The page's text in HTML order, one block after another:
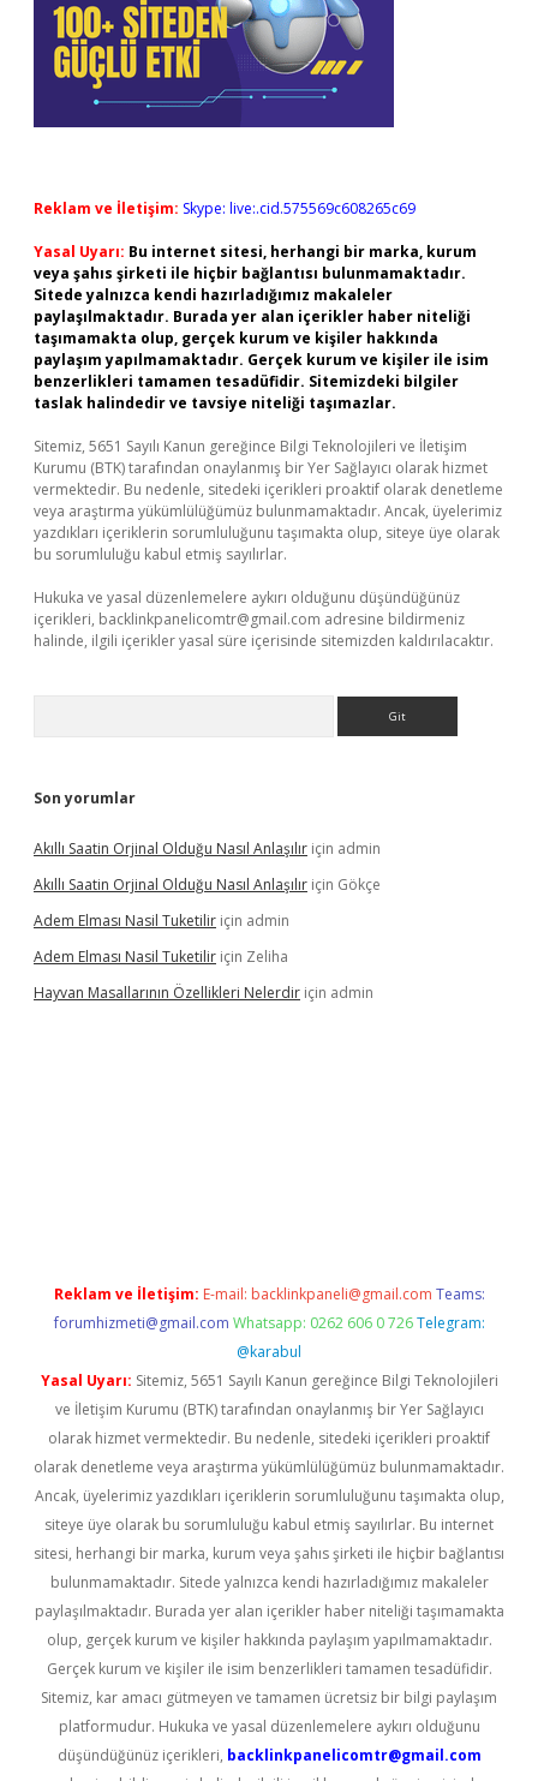
Reklam ve İletişim: Skype: live:.cid.575569c608265c69
Yasal Uyarı: Bu internet sitesi, herhangi bir marka, kurum
veya şahıs şirketi ile hiçbir bağlantısı bulunmamaktadır.
Sitede yalnızca kendi hazırladığımız makaleler
paylaşılmaktadır. Burada yer alan içerikler haber niteliği
taşımamakta olup, gerçek kurum ve kişiler hakkında
paylaşım yapılmamaktadır. Gerçek kurum ve kişiler ile isim
benzerlikleri tamamen tesadüfidir. Sitemizdeki bilgiler
taslak halindedir ve tavsiye niteliği taşımazlar.
Sitemiz, 5651 Sayılı Kanun gereğince Bilgi Teknolojileri ve İletişim
Kurumu (BTK) tarafından onaylanmış bir Yer Sağlayıcı olarak hizmet
vermektedir. Bu nedenle, sitedeki içerikleri proaktif olarak denetleme
veya araştırma yükümlülüğümüz bulunmamaktadır. Ancak, üyelerimiz
yazdıkları içeriklerin sorumluluğunu taşımakta olup, siteye üye olarak
bu sorumluluğu kabul etmiş sayılırlar.
Hukuka ve yasal düzenlemelere aykırı olduğunu düşündüğünüz
içerikleri, backlinkpanelicomtr@gmail.com adresine bildirmeniz
halinde, ilgili içerikler yasal süre içerisinde sitemizden kaldırılacaktır.
Son yorumlar
Akıllı Saatin Orjinal Olduğu Nasıl Anlaşılır için admin
Akıllı Saatin Orjinal Olduğu Nasıl Anlaşılır için Gökçe
Adem Elması Nasil Tuketilir için admin
Adem Elması Nasil Tuketilir için Zeliha
Hayvan Masallarının Özellikleri Nelerdir için admin
Reklam ve İletişim: E-mail: backlinkpaneli@gmail.com Teams:
forumhizmeti@gmail.com Whatsapp: 0262 606 0 726 Telegram:
@karabul
Yasal Uyarı: Sitemiz, 5651 Sayılı Kanun gereğince Bilgi Teknolojileri
ve İletişim Kurumu (BTK) tarafından onaylanmış bir Yer Sağlayıcı
olarak hizmet vermektedir. Bu nedenle, sitedeki içerikleri proaktif
olarak denetleme veya araştırma yükümlülüğümüz bulunmamaktadır.
Ancak, üyelerimiz yazdıkları içeriklerin sorumluluğunu taşımakta olup,
siteye üye olarak bu sorumluluğu kabul etmiş sayılırlar. Bu internet
sitesi, herhangi bir marka, kurum veya şahıs şirketi ile hiçbir bağlantısı
bulunmamaktadır. Sitede yalnızca kendi hazırladığımız makaleler
paylaşılmaktadır. Burada yer alan içerikler haber niteliği taşımamakta
olup, gerçek kurum ve kişiler hakkında paylaşım yapılmamaktadır.
Gerçek kurum ve kişiler ile isim benzerlikleri tamamen tesadüfidir.
Sitemiz, kar amacı gütmeyen ve tamamen ücretsiz bir bilgi paylaşım
platformudur. Hukuka ve yasal düzenlemelere aykırı olduğunu
düşündüğünüz içerikleri, backlinkpanelicomtr@gmail.com